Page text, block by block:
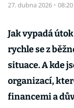
27. dubna 2026 · 08:20
Jak vypadá
rychle se z
situace. A kde
organizací,
financemi a